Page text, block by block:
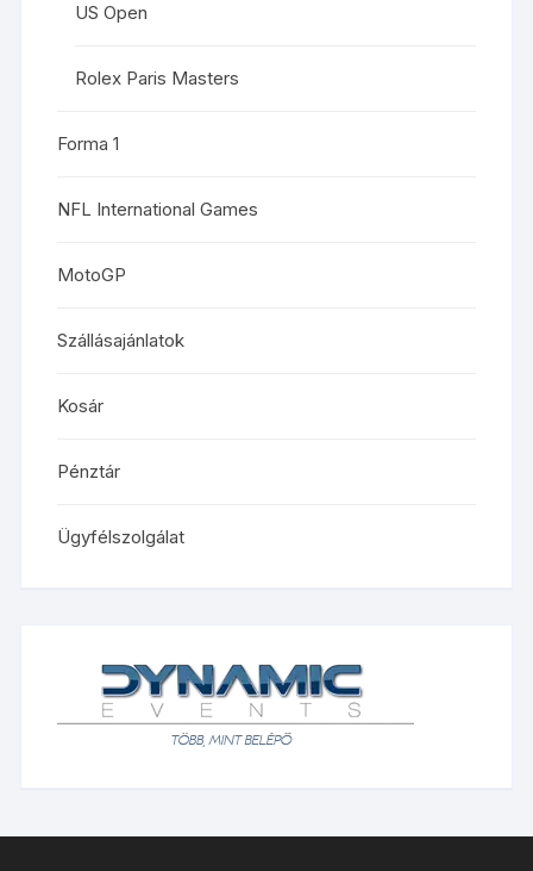
US Open
Rolex Paris Masters
Forma 1
NFL International Games
MotoGP
Szállásajánlatok
Kosár
Pénztár
Ügyfélszolgálat